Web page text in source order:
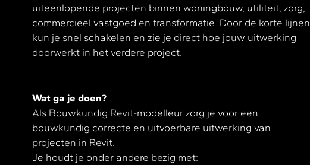
uiteenlopende projecten binnen woningbouw, utiliteit, zorg,
commercieel vastgoed en transformatie. Door de korte lijnen
kun je snel schakelen en zie je direct hoe jouw uitwerking
doorwerkt in het verdere project.
Wat ga je doen?
Als Bouwkundig Revit-modelleur zorg je voor een
bouwkundig correcte en uitvoerbare uitwerking van
projecten in Revit.
Je houdt je onder andere bezig met: